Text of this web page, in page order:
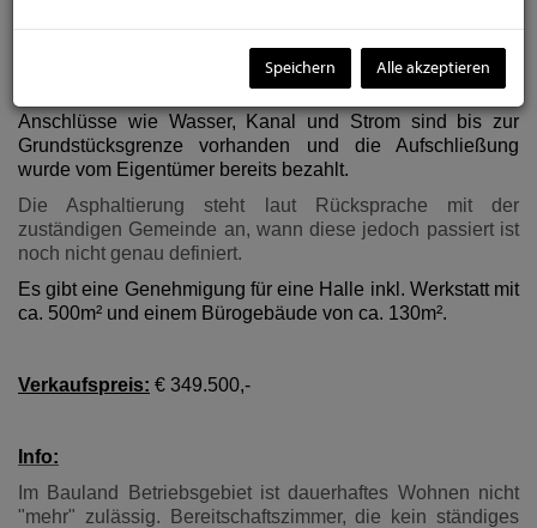
Hier sucht ein Betriebsgrundstück in einem Gewerbegebiet
Anschlüsse wie Wasser, Kanal und Strom sind bis zur
Grundstücksgrenze vorhanden und die Aufschließung
wurde vom Eigentümer bereits bezahlt.
Die Asphaltierung steht laut Rücksprache mit der
zuständigen Gemeinde an, wann diese jedoch passiert ist
noch nicht genau definiert.
Es gibt eine Genehmigung für eine Halle inkl. Werkstatt mit
ca. 500m² und einem Bürogebäude von ca. 130m².
Verkaufspreis: € 349.500,-
Info:
Im Bauland Betriebsgebiet ist dauerhaftes Wohnen nicht
"mehr" zulässig. Bereitschaftszimmer, die kein ständiges
Speichern Alle akzeptieren